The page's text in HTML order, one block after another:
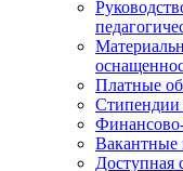
Платные
Стипендии
Финансово-
Вакантные
Доступная